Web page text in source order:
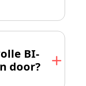
BI-
door?